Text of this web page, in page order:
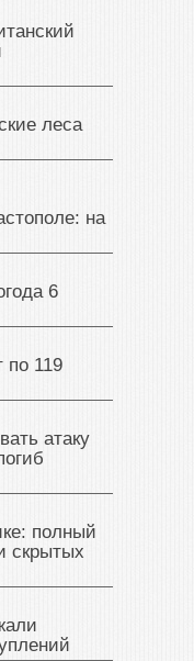
леса
на
6
по 119
атаку
полный
скрытых